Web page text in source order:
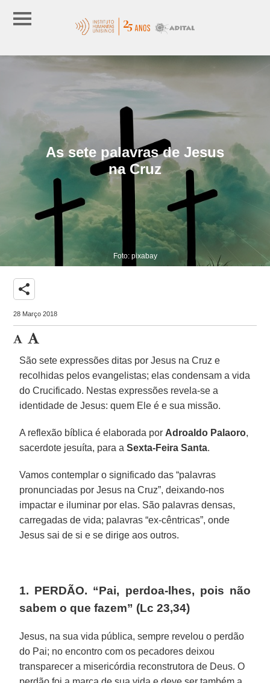
As sete palavras de Jesus
na Cruz
Foto: pixabay
share
28 Março 2018
São sete expressões ditas por Jesus na Cruz e
recolhidas pelos evangelistas; elas condensam a vida
do Crucificado. Nestas expressões revela-se a
identidade de Jesus: quem Ele é e sua missão.
A reflexão bíblica é elaborada por Adroaldo Palaoro,
sacerdote jesuíta, para aSexta-Feira Santa.
Vamos contemplar o significado das “palavras
pronunciadas por Jesus na Cruz”, deixando-nos
impactar e iluminar por elas. São palavras densas,
carregadas de vida; palavras “ex-cêntricas”, onde
Jesus sai de si e se dirige aos outros.
1. PERDÃO. “Pai, perdoa-lhes, pois não
sabem o que fazem” (Lc 23,34)
Jesus, na sua vida pública, sempre revelou o perdão
do Pai; no encontro com os pecadores deixou
transparecer a misericórdia reconstrutora de Deus. O